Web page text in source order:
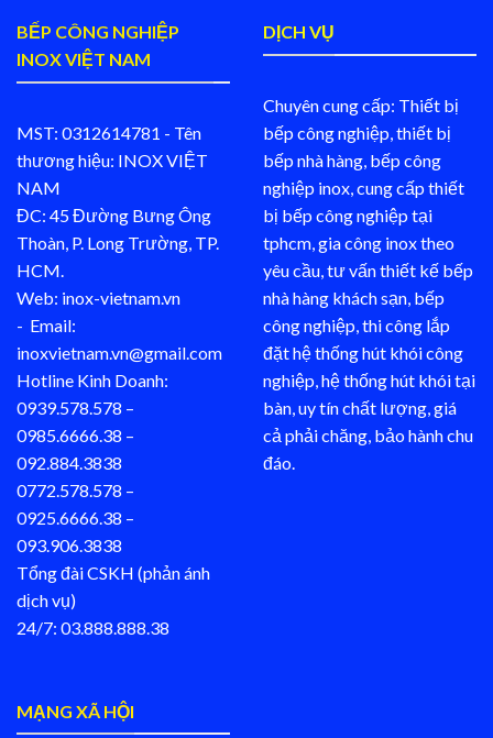
BẾP CÔNG NGHIỆP
INOX VIỆT NAM
MST: 0312614781 - Tên
thương hiệu: INOX VIỆT
NAM
ĐC: 45 Đường Bưng Ông
Thoàn, P. Long Trường, TP.
HCM.
Web: inox-vietnam.vn
- Email:
inoxvietnam.vn@gmail.com
Hotline Kinh Doanh:
0939.578.578 –
0985.6666.38 –
092.884.3838
0772.578.578 –
0925.6666.38 –
093.906.3838
Tổng đài CSKH (phản ánh
dịch vụ)
24/7: 03.888.888.38
DỊCH VỤ
Chuyên cung cấp: Thiết bị
bếp công nghiệp, thiết bị
bếp nhà hàng, bếp công
nghiệp inox, cung cấp thiết
bị bếp công nghiệp tại
tphcm, gia công inox theo
yêu cầu, tư vấn thiết kế bếp
nhà hàng khách sạn, bếp
công nghiệp, thi công lắp
đặt hệ thống hút khói công
nghiệp, hệ thống hút khói tại
bàn, uy tín chất lượng, giá
cả phải chăng, bảo hành chu
đáo.
MẠNG XÃ HỘI